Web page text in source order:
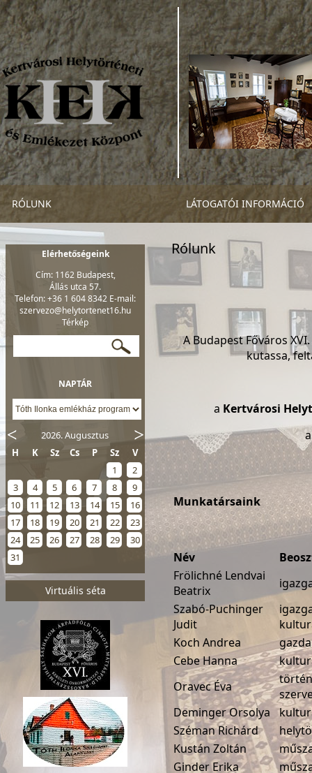
RÓLUNK LÁTOGATÓI INFORMÁCIÓ
Elérhetőségeink
Cím: 1162 Budapest,
Állás utca 57.
Telefon: +36 1 604 8342 E-mail:
szervezo@helytortenet16.hu
Térkép
NAPTÁR
2026. Augusztus
H
K Sz Cs P Sz
V
1
2
3
4 5 6 7 8
9
10
11 12 13 14 15
16
17
18 19 20 21 22
23
24
25 26 27 28 29
30
31
Virtuális séta
Rólunk
A Budapest Főváros
kutassa,
a Kertvárosi
Munkatársaink
Név
Frölichné Lendvai
Beatrix
Szabó-Puchinger
Judit
Koch Andrea
Cebe Hanna
Oravec Éva
Deminger Orsolya
Széman Richárd
Kustán Zoltán
Ginder Erika